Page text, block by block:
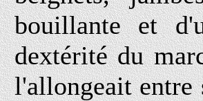
bouillante et
dextérité du
l'allongeait